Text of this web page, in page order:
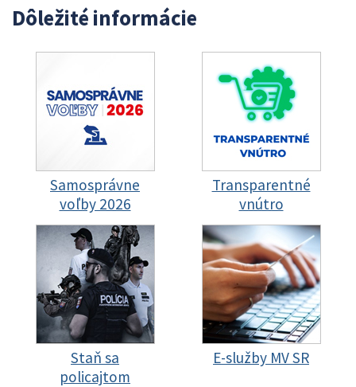
Dôležité informácie
Samosprávne
voľby 2026
Transparentné
vnútro
Staň sa
policajtom
E-služby MV SR